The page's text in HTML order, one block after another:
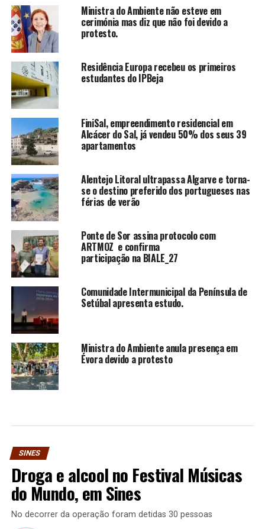
Ministra do Ambiente não esteve em
cerimónia mas diz que não foi devido a
protesto.
Residência Europa recebeu os primeiros
estudantes do IPBeja
FiniSal, empreendimento residencial em
Alcácer do Sal, já vendeu 50% dos seus 39
apartamentos
Alentejo Litoral ultrapassa Algarve e torna-
se o destino preferido dos portugueses nas
férias de verão
Ponte de Sor assina protocolo com
ARTMOZ e confirma
participação na BIALE_27
Comunidade Intermunicipal da Península de
Setúbal apresenta estudo.
Ministra do Ambiente anula presença em
Évora devido a protesto
SINES
Droga e alcool no Festival Músicas
do Mundo, em Sines
No decorrer da operação foram detidas 30 pessoas